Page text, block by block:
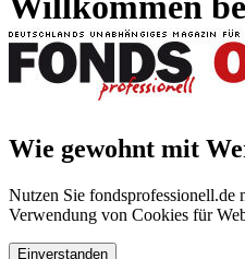
Wie gewohnt mit
Nutzen Sie fondsprofessionell.de
Verwendung von Cookies für
Einverstanden